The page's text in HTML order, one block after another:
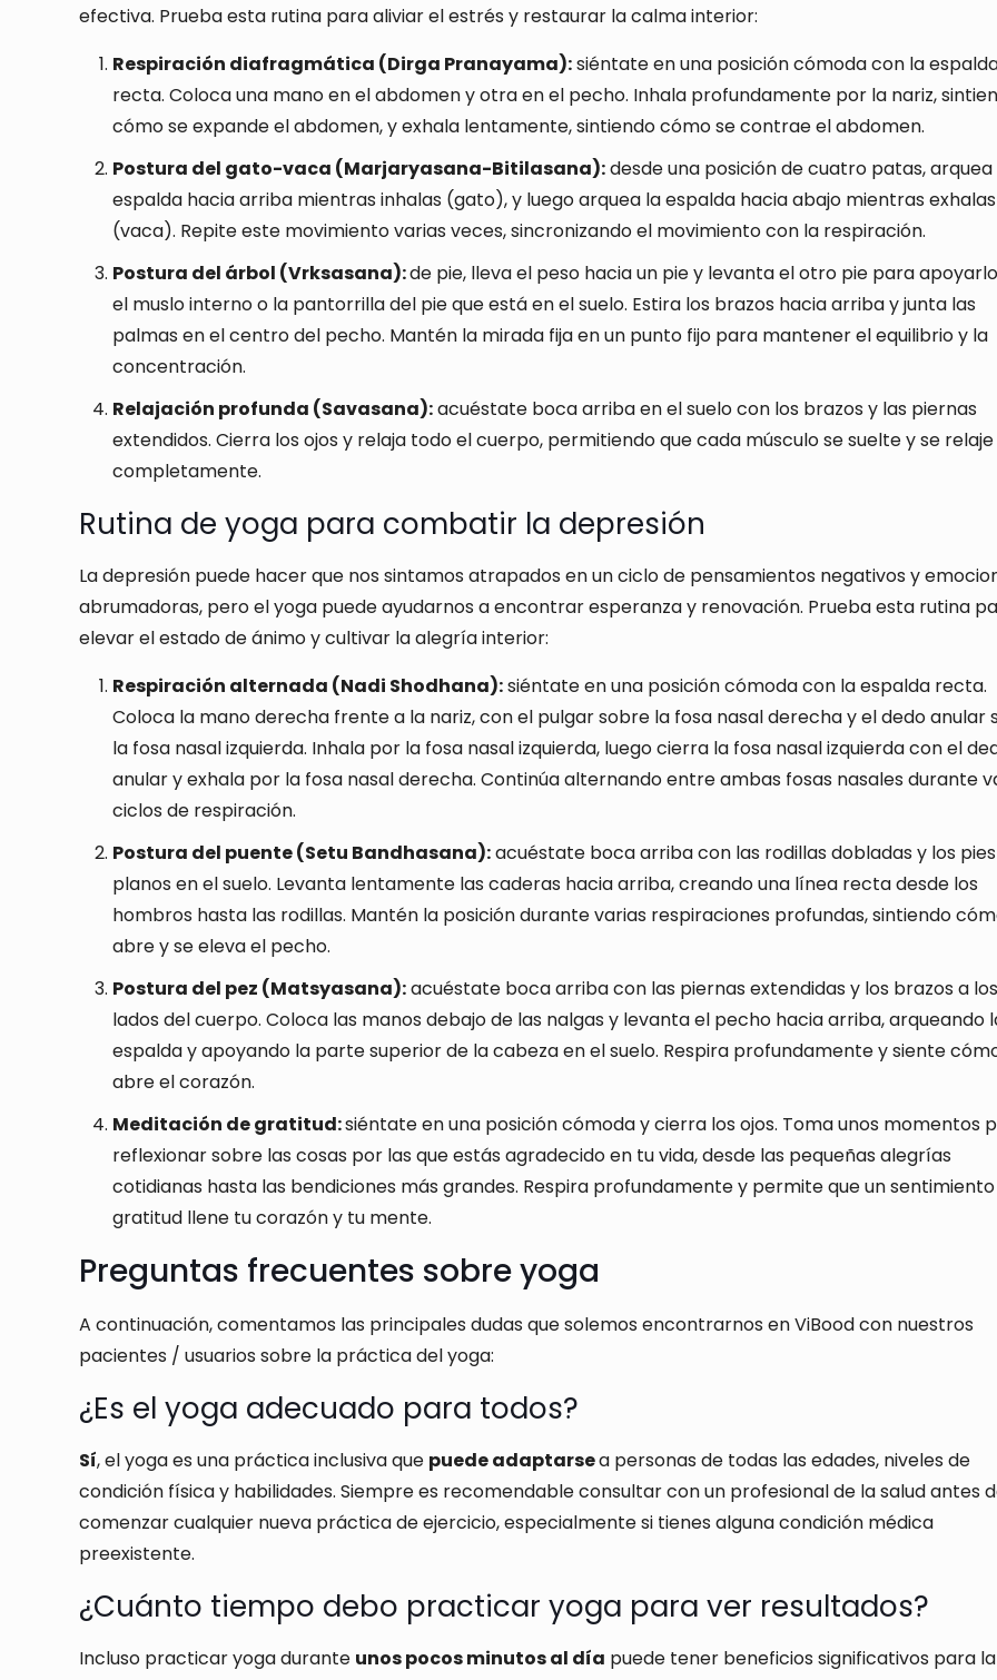
efectiva. Prueba esta rutina para aliviar el estrés y restaurar la calma interior:
Respiración diafragmática (Dirga Pranayama):siéntate en una posición cómoda con la
recta. Coloca una mano en el abdomen y otra en el pecho. Inhala profundamente por la nariz,
cómo se expande el abdomen, y exhala lentamente, sintiendo cómo se contrae el abdomen.
Postura del gato-vaca (Marjaryasana-Bitilasana):desde una posición de cuatro patas, arquea
espalda hacia arriba mientras inhalas (gato), y luego arquea la espalda hacia abajo mientras exhalas
(vaca). Repite este movimiento varias veces, sincronizando el movimiento con la respiración.
Postura del árbol (Vrksasana):de pie, lleva el peso hacia un pie y levanta el otro pie para
el muslo interno o la pantorrilla del pie que está en el suelo. Estira los brazos hacia arriba y junta las
palmas en el centro del pecho. Mantén la mirada fija en un punto fijo para mantener el equilibrio y la
concentración.
Relajación profunda (Savasana):acuéstate boca arriba en el suelo con los brazos y las piernas
extendidos. Cierra los ojos y relaja todo el cuerpo, permitiendo que cada músculo se suelte y se relaje
completamente.
Rutina de yoga para combatir la depresión
La depresión puede hacer que nos sintamos atrapados en un ciclo de pensamientos negativos y
abrumadoras, pero el yoga puede ayudarnos a encontrar esperanza y renovación. Prueba esta rutina
elevar el estado de ánimo y cultivar la alegría interior:
Respiración alternada (Nadi Shodhana):siéntate en una posición cómoda con la espalda recta.
Coloca la mano derecha frente a la nariz, con el pulgar sobre la fosa nasal derecha y el dedo anular
la fosa nasal izquierda. Inhala por la fosa nasal izquierda, luego cierra la fosa nasal izquierda con el
anular y exhala por la fosa nasal derecha. Continúa alternando entre ambas fosas nasales durante
ciclos de respiración.
Postura del puente (Setu Bandhasana):acuéstate boca arriba con las rodillas dobladas y los pies
planos en el suelo. Levanta lentamente las caderas hacia arriba, creando una línea recta desde los
hombros hasta las rodillas. Mantén la posición durante varias respiraciones profundas, sintiendo
abre y se eleva el pecho.
Postura del pez (Matsyasana):acuéstate boca arriba con las piernas extendidas y los brazos a los
lados del cuerpo. Coloca las manos debajo de las nalgas y levanta el pecho hacia arriba, arqueando
espalda y apoyando la parte superior de la cabeza en el suelo. Respira profundamente y siente
abre el corazón.
Meditación de gratitud:siéntate en una posición cómoda y cierra los ojos. Toma unos momentos
reflexionar sobre las cosas por las que estás agradecido en tu vida, desde las pequeñas alegrías
cotidianas hasta las bendiciones más grandes. Respira profundamente y permite que un
gratitud llene tu corazón y tu mente.
Preguntas frecuentes sobre yoga
A continuación, comentamos las principales dudas que solemos encontrarnos en ViBood con nuestros
pacientes / usuarios sobre la práctica del yoga:
¿Es el yoga adecuado para todos?
Sí, el yoga es una práctica inclusiva que puede adaptarsea personas de todas las edades, niveles de
condición física y habilidades. Siempre es recomendable consultar con un profesional de la salud antes
comenzar cualquier nueva práctica de ejercicio, especialmente si tienes alguna condición médica
preexistente.
¿Cuánto tiempo debo practicar yoga para ver resultados?
Incluso practicar yoga durante unos pocos minutos al día puede tener beneficios significativos para la